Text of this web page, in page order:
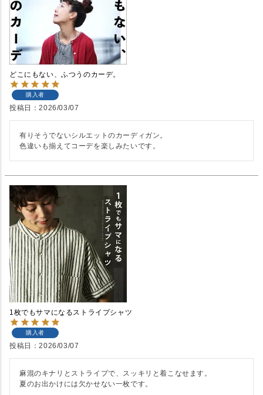
どこにもない、ふつうのカーデ。
購入者
投稿日 2026/03/07
有りそうでないシルエットのカーディガン。
色違いも揃えてコーデを楽しみたいです。
1枚でもサマになるストライプシャツ
購入者
投稿日 2026/03/07
麻混のキナリとストライプで、スッキリと着こなせます。
夏のお出かけには欠かせない一枚です。